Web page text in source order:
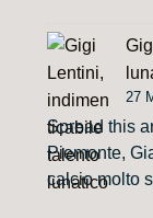
27
Spread this
Piemonte,
calcio molto